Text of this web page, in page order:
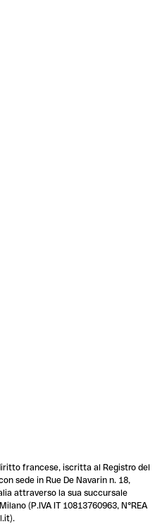
francese, iscritta al Registro del
sede in Rue De Navarin n. 18,
attraverso la sua succursale
(P.IVA IT 10813760963, N°REA